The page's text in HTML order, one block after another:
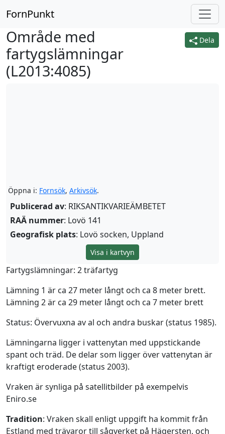
FornPunkt
Dela
Område med
fartygslämningar
(L2013:4085)
Öppna i: Fornsök, Arkivsök.
Publicerad av: RIKSANTIKVARIEÄMBETET
RAÄ nummer: Lovö 141
Geografisk plats: Lovö socken, Uppland
Visa i kartvyn
Fartygslämningar: 2 träfartyg
Lämning 1 är ca 27 meter långt och ca 8 meter brett.
Lämning 2 är ca 29 meter långt och ca 7 meter brett
Status: Övervuxna av al och andra buskar (status 1985).
Lämningarna ligger i vattenytan med uppstickande
spant och träd. De delar som ligger över vattenytan är
kraftigt eroderade (status 2003).
Vraken är synliga på satellitbilder på exempelvis
Eniro.se
Tradition: Vraken skall enligt uppgift ha kommit från
Estland med trävaror till sågverket på Hägersten, och